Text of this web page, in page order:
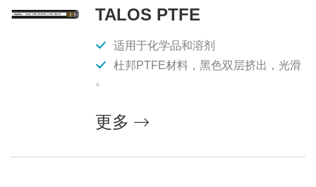
TALOS PTFE
适用于化学品和溶剂
杜邦PTFE材料，黑色双层挤出，光滑
。
更多